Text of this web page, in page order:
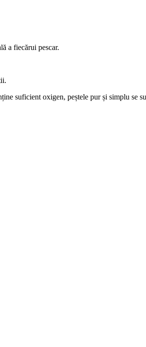
a fiecărui pescar.
suficient oxigen, peștele pur și simplu se